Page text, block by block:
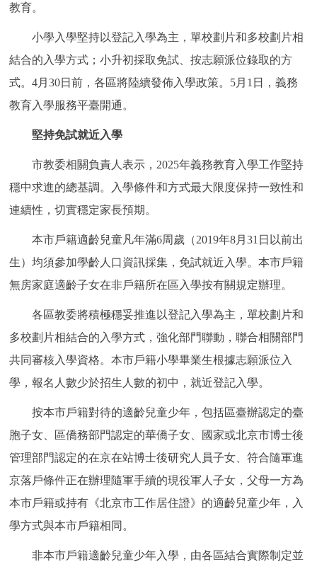
個人服務 法人服務 部門服務
便民服務 利企服務 投資項目
12345網上接訴即辦 我要諮詢 我要建議
參與調查 線上訪談 圖説互動
走進北京
多語種
ENGLISH 한국어 日本語
DEUTSCH FRANÇAIS РУССКИЙ ЯЗЫК
ESPAÑOL العربية PORTUGUÊS
教育。
小學入學堅持以登記入學為主，單校劃片和多校劃片相
結合的入學方式；小升初採取免試、按志願派位錄取的方
式。4月30日前，各區將陸續發佈入學政策。5月1日，義務
教育入學服務平臺開通。
堅持免試就近入學
市教委相關負責人表示，2025年義務教育入學工作堅持
穩中求進的總基調。入學條件和方式最大限度保持一致性和
連續性，切實穩定家長預期。
本市戶籍適齡兒童凡年滿6周歲（2019年8月31日以前出
生）均須參加學齡人口資訊採集，免試就近入學。本市戶籍
無房家庭適齡子女在非戶籍所在區入學按有關規定辦理。
各區教委將積極穩妥推進以登記入學為主，單校劃片和
多校劃片相結合的入學方式，強化部門聯動，聯合相關部門
共同審核入學資格。本市戶籍小學畢業生根據志願派位入
學，報名人數少於招生人數的初中，就近登記入學。
按本市戶籍對待的適齡兒童少年，包括區臺辦認定的臺
胞子女、區僑務部門認定的華僑子女、國家或北京市博士後
管理部門認定的在京在站博士後研究人員子女、符合隨軍進
京落戶條件正在辦理隨軍手續的現役軍人子女，父母一方為
本市戶籍或持有《北京市工作居住證》的適齡兒童少年，入
學方式與本市戶籍相同。
非本市戶籍適齡兒童少年入學，由各區結合實際制定並